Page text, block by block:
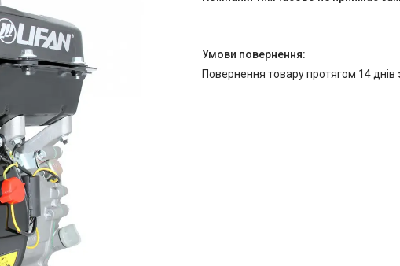
повернення товару протягом 14 днів